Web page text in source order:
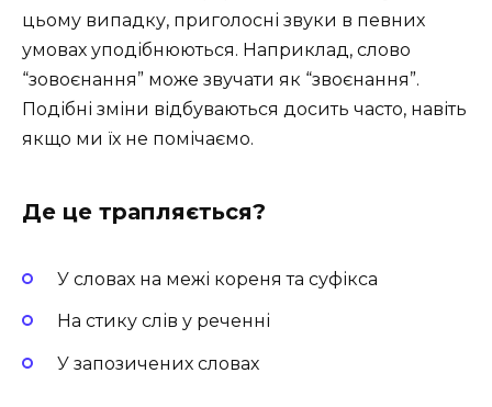
цьому випадку, приголосні звуки в певних
умовах уподібнюються. Наприклад, слово
“зовоєнання” може звучати як “звоєнання”.
Подібні зміни відбуваються досить часто, навіть
якщо ми їх не помічаємо.
Де це трапляється?
У словах на межі кореня та суфікса
На стику слів у реченні
У запозичених словах